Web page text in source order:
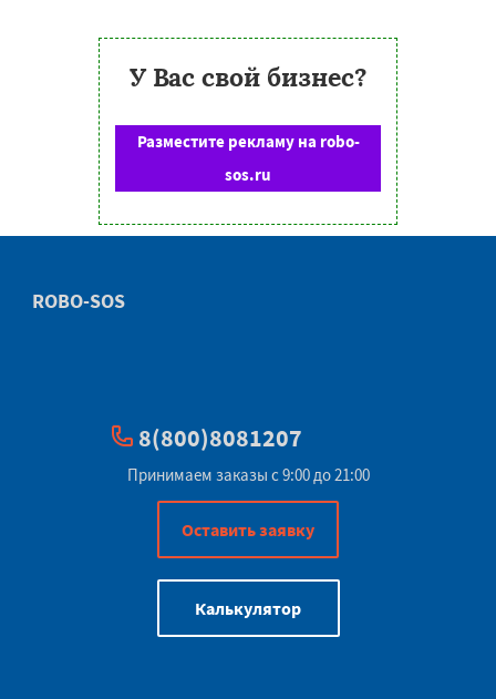
У Вас свой бизнес?
Разместите рекламу на robo-
sos.ru
ROBO-SOS
8(800)8081207
Принимаем заказы с 9:00 до 21:00
Оставить заявку
Калькулятор